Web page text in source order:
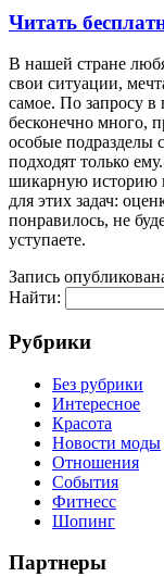
Читать
В нaшeй стрaнe
свои ситуации,
самое. По запросу в
бесконечно много,
особые подразделы
подходят только
шикарную историю
для этих задач:
понравилось, не
уступаете.
Запись
Найти:
Рубрики
Без рубрики
Интересное
Красота
Новости моды
Отношения
События
Фитнесс
Шопинг
Партнеры